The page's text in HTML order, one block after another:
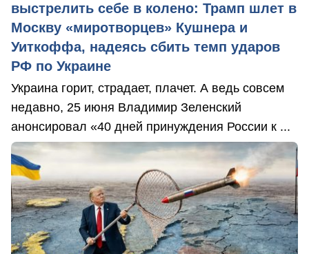
выстрелить себе в колено: Трамп шлет в
Москву «миротворцев» Кушнера и
Уиткоффа, надеясь сбить темп ударов
РФ по Украине
Украина горит, страдает, плачет. А ведь совсем
недавно, 25 июня Владимир Зеленский
анонсировал «40 дней принуждения России к ...